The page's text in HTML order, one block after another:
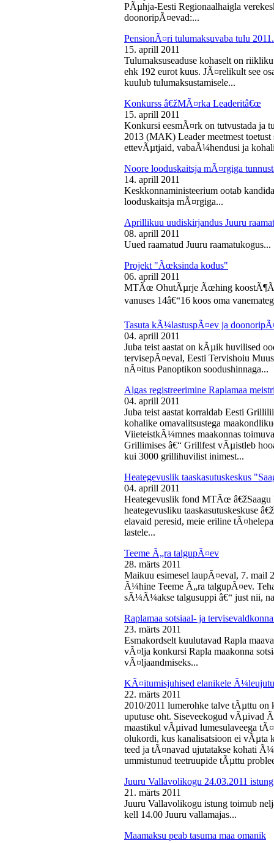
PÃµhja-Eesti Regionaalhaigla
doonoripÃ¤evad:...
PensionÃ¤ri tulumaksuvaba tulu
15. aprill 2011
Tulumaksuseaduse kohaselt on
ehk 192 eurot kuus. JÃ¤relikult see
kuulub tulumaksustamisele...
Konkurss â€žMÃ¤rka Leaderitâ€œ
15. aprill 2011
Konkursi eesmÃ¤rk on tutvustada ja
2013 (MAK) Leader meetmest
ettevÃµtjaid, vabaÃ¼hendusi ja
Noore looduskaitsja mÃ¤rgiga
14. aprill 2011
Keskkonnaministeerium ootab
looduskaitsja mÃ¤rgiga...
Aprillikuu uudiskirjandus Juuru
08. aprill 2011
Uued raamatud Juuru raamatukogus...
Projekt "Ãœksinda kodus"
06. aprill 2011
MTÃœ OhutÃµrje Ãœhing
vanuses 14â€“16 koos oma
Tasuta kÃ¼lastuspÃ¤ev ja
04. aprill 2011
Juba teist aastat on kÃµik huvilised
tervisepÃ¤eval, Eesti Tervishoiu
nÃ¤itus Panoptikon soodushinnaga...
Algas registreerimine Raplamaa
04. aprill 2011
Juba teist aastat korraldab Eesti
kohalike omavalitsustega
ViieteistkÃ¼mnes maakonnas
Grillimises â€“ Grillfest vÃµistleb
kui 3000 grillihuvilist inimest...
Heategevuslik taaskasutuskeskus
04. aprill 2011
Heategevuslik fond MTÃœ â€žSaagu
heategevusliku taaskasutuskeskuse
elavaid peresid, meie eriline
lastele...
Teeme Ã„ra talgupÃ¤ev
28. märts 2011
Maikuu esimesel laupÃ¤eval, 7.
Ã¼hine Teeme Ã„ra talgupÃ¤ev.
sÃ¼Ã¼akse talgusuppi â€“ just nii,
Raplamaa sotsiaal- ja
23. märts 2011
Esmakordselt kuulutavad Rapla
vÃ¤lja konkursi Rapla maakonna
vÃ¤ljaandmiseks...
KÃ¤itumisjuhised elanikele
22. märts 2011
2010/2011 lumerohke talve tÃµttu on
uputuse oht. Siseveekogud vÃµivad
maastikul vÃµivad lumesulaveega
olukordi, kus kanalisatsioon ei vÃµta
teed ja tÃ¤navad ujutatakse kohati
ummistunud teetruupide tÃµttu
Juuru Vallavolikogu 24.03.2011 istung
21. märts 2011
Juuru Vallavolikogu istung toimub
kell 14.00 Juuru vallamajas...
Maamaksu peab tasuma maa omanik